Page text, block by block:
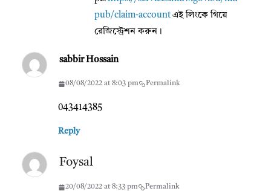
pub/claim-accountএই লিংকে গিয়ে
রেজিস্ট্রেশন করুন।
sabbir Hossain
08/08/2022 at 8:03 pm Permalink
043414385
Reply
Foysal
20/08/2022 at 8:33 pm Permalink